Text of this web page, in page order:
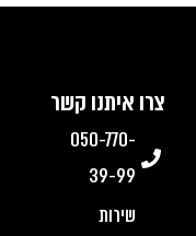
צרו איתנו קשר
050-770-
39-99
שירות